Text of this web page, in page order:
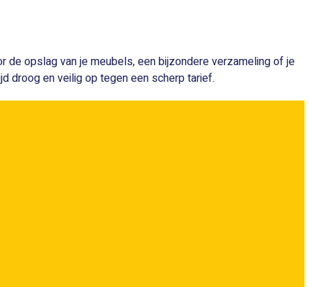
de opslag van je meubels, een bijzondere verzameling of je
droog en veilig op tegen een scherp tarief.